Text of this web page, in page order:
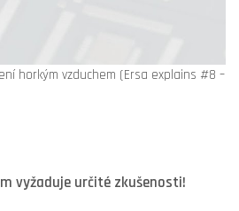
horkým vzduchem (Ersa explains #8 –
vyžaduje určité zkušenosti!